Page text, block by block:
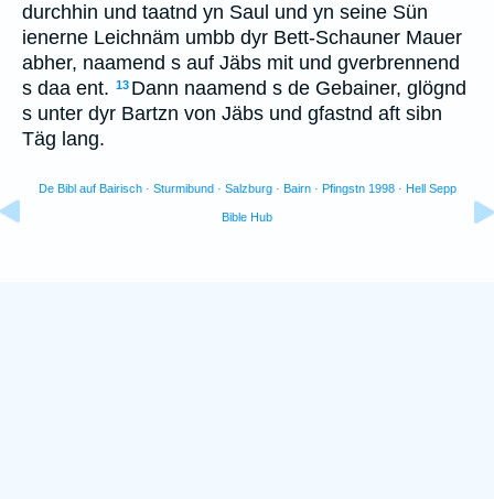
durchhin und taatnd yn Saul und yn seine Sün
ienerne Leichnäm umbb dyr Bett-Schauner Mauer
abher, naamend s auf Jäbs mit und gverbrennend
s daa ent. 13 Dann naamend s de Gebainer, glögnd
s unter dyr Bartzn von Jäbs und gfastnd aft sibn
Täg lang.
De Bibl auf Bairisch · Sturmibund · Salzburg · Bairn · Pfingstn 1998 · Hell Sepp
Bible Hub